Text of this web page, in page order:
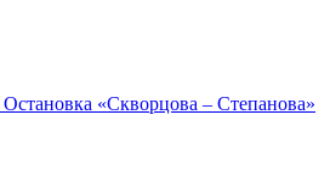
Остановка «Скворцова – Степанова»